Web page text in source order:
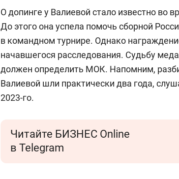
О допинге у Валиевой стало известно во
До этого она успела помочь сборной
в командном турнире. Однако
начавшегося расследования. Судьбу
должен определить МОК. Напомним,
Валиевой шли практически два года,
2023-го.
Читайте БИЗНЕС Online
в Telegram